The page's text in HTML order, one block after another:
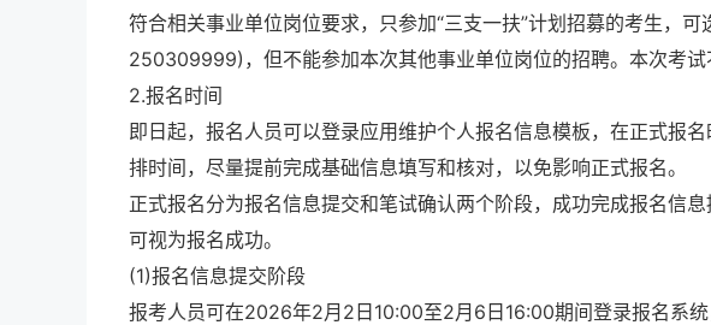
符合相关事业单位岗位要求，只参加“三支一扶”计划招募的考生，可
250309999)，但不能参加本次其他事业单位岗位的招聘。本次考试
2.报名时间
即日起，报名人员可以登录应用维护个人报名信息模板，在正式报
排时间，尽量提前完成基础信息填写和核对，以免影响正式报名。
正式报名分为报名信息提交和笔试确认两个阶段，成功完成报名信
可视为报名成功。
(1)报名信息提交阶段
报考人员可在2026年2月2日10:00至2月6日16:00期间登录报名系